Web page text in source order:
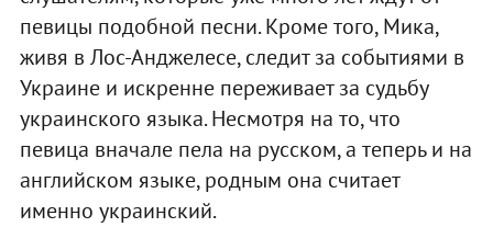
певицы подобной песни. Кроме того, Мика,
живя в Лос-Анджелесе, следит за событиями в
Украине и искренне переживает за судьбу
украинского языка. Несмотря на то, что
певица вначале пела на русском, а теперь и на
английском языке, родным она считает
именно украинский.